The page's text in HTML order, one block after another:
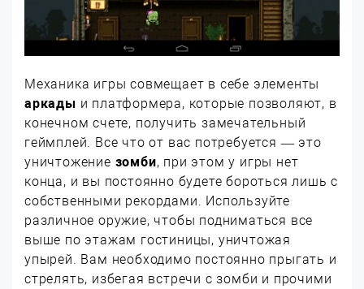
Механика игры совмещает в себе элементы
аркады и платформера, которые позволяют, в
конечном счете, получить замечательный
геймплей. Все что от вас потребуется — это
уничтожение зомби, при этом у игры нет
конца, и вы постоянно будете бороться лишь с
собственными рекордами. Используйте
различное оружие, чтобы подниматься все
выше по этажам гостиницы, уничтожая
упырей. Вам необходимо постоянно прыгать и
стрелять, избегая встречи с зомби и прочими